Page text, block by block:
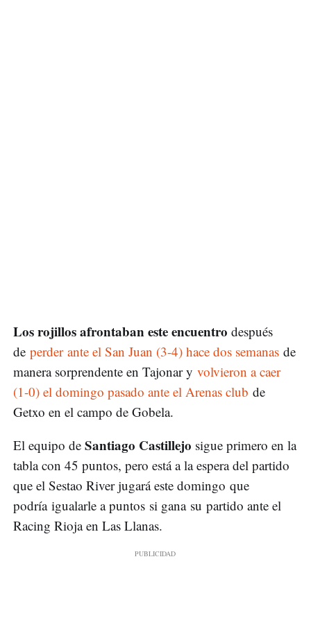
Los rojillos afrontaban este encuentro después
de perder ante el San Juan (3-4) hace dos semanas de
manera sorprendente en Tajonar y volvieron a caer
(1-0) el domingo pasado ante el Arenas club de
Getxo en el campo de Gobela.
El equipo de Santiago Castillejo sigue primero en la
tabla con 45 puntos, pero está a la espera del partido
que el Sestao River jugará este domingo que
podría igualarle a puntos si gana su partido ante el
Racing Rioja en Las Llanas.